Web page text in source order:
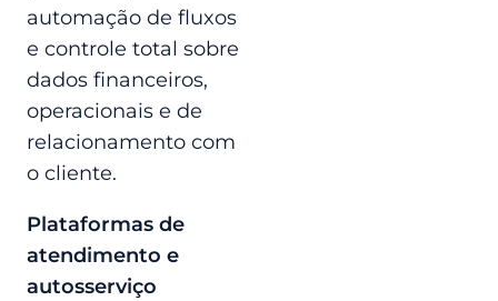
automação de fluxos
e controle total sobre
dados financeiros,
operacionais e de
relacionamento com
o cliente.
Plataformas de
atendimento e
autosserviço